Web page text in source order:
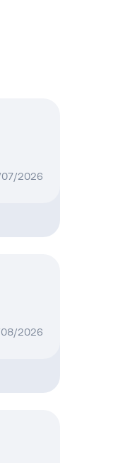
2026
2026